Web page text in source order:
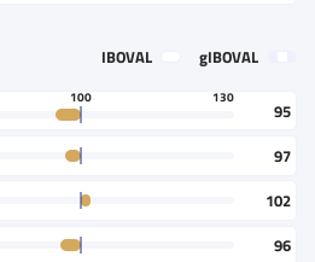
IBOVAL gIBOVAL
100 130
95
97
102
96